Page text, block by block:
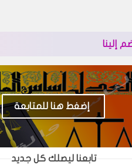
إلينا
إضغط هنا للمتابعة
تابعنا ليصلك كل جديد